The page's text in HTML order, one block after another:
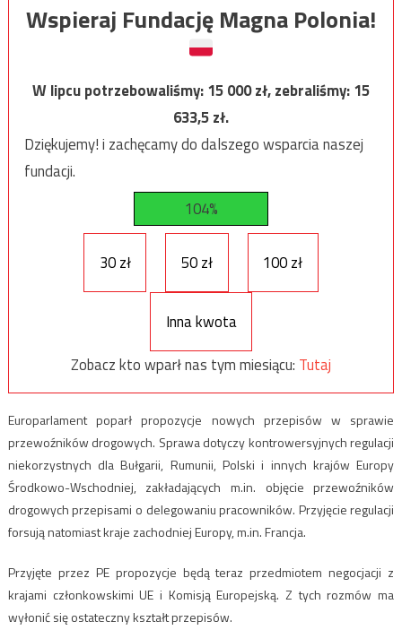
Wspieraj Fundację Magna Polonia!
W lipcu potrzebowaliśmy:15 000zł, zebraliśmy:15
633,5zł.
Dziękujemy! i zachęcamy do dalszego wsparcia naszej
fundacji.
104%
30 zł 50 zł 100 zł
Inna kwota
Zobacz kto wparł nas tym miesiącu: Tutaj
Europarlament poparł propozycje nowych przepisów w sprawie
przewoźników drogowych. Sprawa dotyczy kontrowersyjnych regulacji
niekorzystnych dla Bułgarii, Rumunii, Polski i innych krajów Europy
Środkowo-Wschodniej, zakładających m.in. objęcie przewoźników
drogowych przepisami o delegowaniu pracowników. Przyjęcie regulacji
forsują natomiast kraje zachodniej Europy, m.in. Francja.
Przyjęte przez PE propozycje będą teraz przedmiotem negocjacji z
krajami członkowskimi UE i Komisją Europejską. Z tych rozmów ma
wyłonić się ostateczny kształt przepisów.